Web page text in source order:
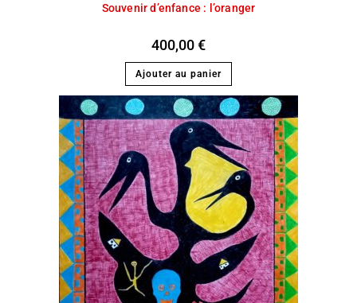
Souvenir d’enfance : l’oranger
400,00€
Ajouter au panier